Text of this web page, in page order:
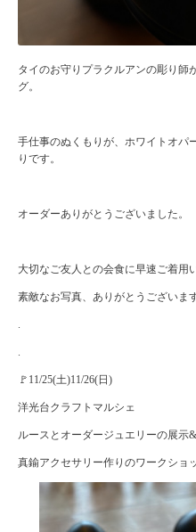
タイのお守りプラクルアンの彫り師
グ。
手仕事のぬくもりが、ホワイトオパ
りです。
オーダーありがとうございました。
大切なご友人との会食に早速ご着用
素敵なお写真、ありがとうございます
.
.
🚩11/25(土)11/26(日)
洋光台クラフトマルシェ
ルースとオーダージュエリーの展示&
真鍮アクセサリー作りのワークショ